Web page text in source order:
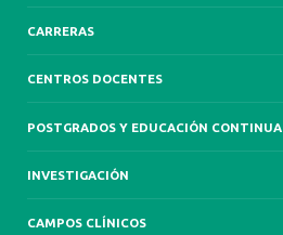
CARRERAS
CENTROS DOCENTES
POSTGRADOS Y EDUCACIÓN CONTINUA
INVESTIGACIÓN
CAMPOS CLÍNICOS